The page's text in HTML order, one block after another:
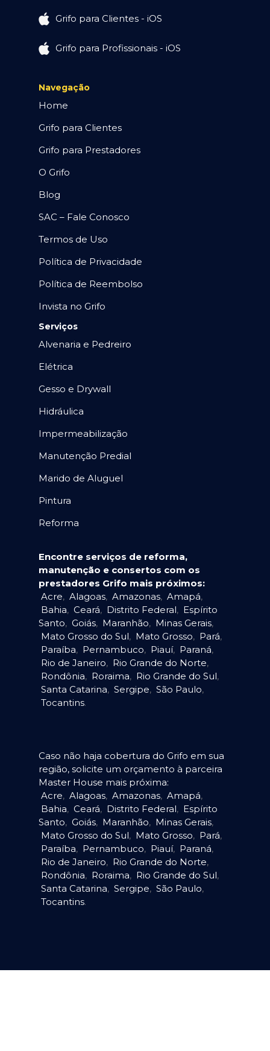
Grifo para Clientes - iOS
Grifo para Profissionais - iOS
Navegação
Home
Grifo para Clientes
Grifo para Prestadores
O Grifo
Blog
SAC – Fale Conosco
Termos de Uso
Política de Privacidade
Política de Reembolso
Invista no Grifo
Serviços
Alvenaria e Pedreiro
Elétrica
Gesso e Drywall
Hidráulica
Impermeabilização
Manutenção Predial
Marido de Aluguel
Pintura
Reforma
Encontre serviços de reforma,
manutenção e consertos com os
prestadores Grifo mais próximos:
Acre, Alagoas, Amazonas, Amapá,
Bahia, Ceará, Distrito Federal, Espírito
Santo, Goiás, Maranhão, Minas Gerais,
Mato Grosso do Sul, Mato Grosso, Pará,
Paraíba, Pernambuco, Piauí, Paraná,
Rio de Janeiro, Rio Grande do Norte,
Rondônia, Roraima, Rio Grande do Sul,
Santa Catarina, Sergipe, São Paulo,
Tocantins.
Caso não haja cobertura do Grifo em sua
região, solicite um orçamento à parceira
Master House mais próxima:
Acre, Alagoas, Amazonas, Amapá,
Bahia, Ceará, Distrito Federal, Espírito
Santo, Goiás, Maranhão, Minas Gerais,
Mato Grosso do Sul, Mato Grosso, Pará,
Paraíba, Pernambuco, Piauí, Paraná,
Rio de Janeiro, Rio Grande do Norte,
Rondônia, Roraima, Rio Grande do Sul,
Santa Catarina, Sergipe, São Paulo,
Tocantins.